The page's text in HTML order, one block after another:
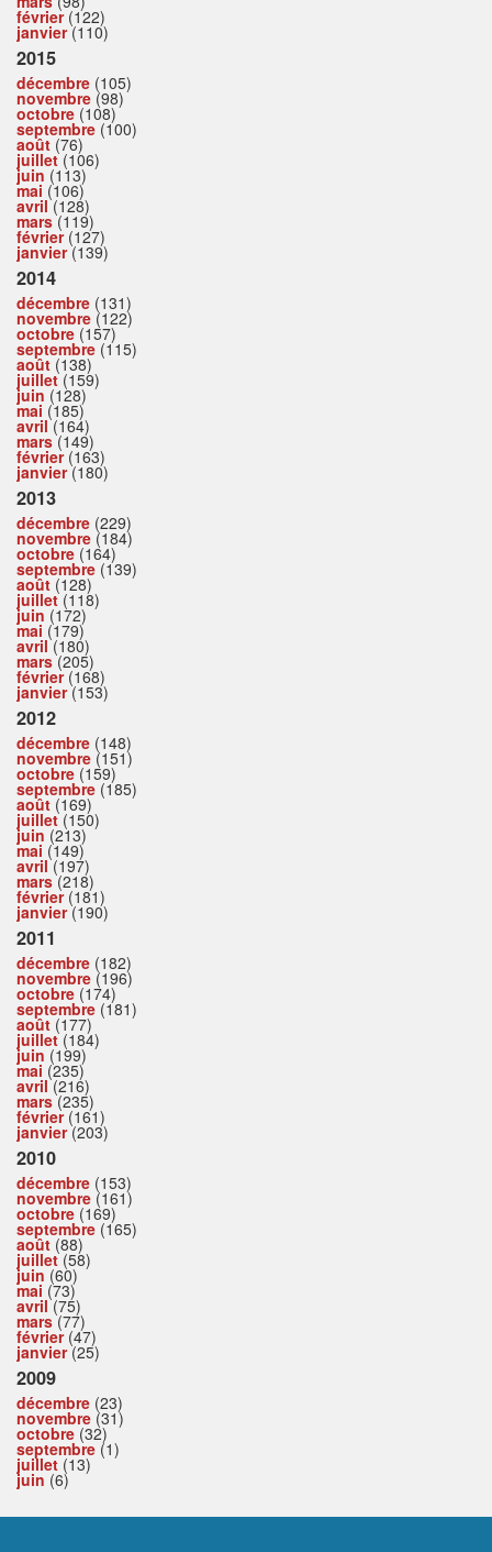
février(122)
janvier(110)
2015
décembre (105)
novembre (98)
octobre (108)
septembre (100)
août (76)
juillet(106)
juin (113)
mai (106)
avril(128)
mars(119)
février(127)
janvier(139)
2014
décembre (131)
novembre (122)
octobre (157)
septembre (115)
août (138)
juillet(159)
juin (128)
mai (185)
avril(164)
mars(149)
février(163)
janvier(180)
2013
décembre (229)
novembre (184)
octobre (164)
septembre (139)
août (128)
juillet(118)
juin (172)
mai (179)
avril(180)
mars(205)
février(168)
janvier(153)
2012
décembre (148)
novembre (151)
octobre (159)
septembre (185)
août (169)
juillet(150)
juin (213)
mai (149)
avril(197)
mars(218)
février(181)
janvier(190)
2011
décembre (182)
novembre (196)
octobre (174)
septembre (181)
août (177)
juillet(184)
juin (199)
mai (235)
avril(216)
mars(235)
février(161)
janvier(203)
2010
décembre (153)
novembre (161)
octobre (169)
septembre (165)
août (88)
juillet(58)
juin (60)
mai (73)
avril(75)
mars(77)
février(47)
janvier(25)
2009
décembre (23)
novembre (31)
octobre (32)
septembre (1)
juillet (13)
juin (6)